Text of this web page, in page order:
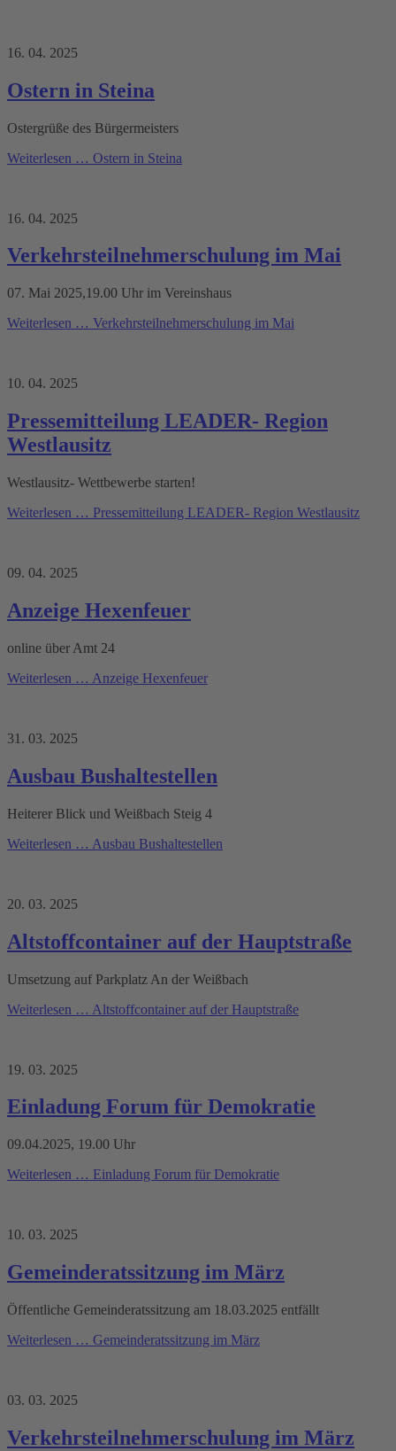
16. 04. 2025
Ostern in Steina
Ostergrüße des Bürgermeisters
Weiterlesen … Ostern in Steina
16. 04. 2025
Verkehrsteilnehmerschulung im Mai
07. Mai 2025,19.00 Uhr im Vereinshaus
Weiterlesen … Verkehrsteilnehmerschulung im Mai
10. 04. 2025
Pressemitteilung LEADER- Region
Westlausitz
Westlausitz- Wettbewerbe starten!
Weiterlesen … Pressemitteilung LEADER- Region Westlausitz
09. 04. 2025
Anzeige Hexenfeuer
online über Amt 24
Weiterlesen … Anzeige Hexenfeuer
31. 03. 2025
Ausbau Bushaltestellen
Heiterer Blick und Weißbach Steig 4
Weiterlesen … Ausbau Bushaltestellen
20. 03. 2025
Altstoffcontainer auf der Hauptstraße
Umsetzung auf Parkplatz An der Weißbach
Weiterlesen … Altstoffcontainer auf der Hauptstraße
19. 03. 2025
Einladung Forum für Demokratie
09.04.2025, 19.00 Uhr
Weiterlesen … Einladung Forum für Demokratie
10. 03. 2025
Gemeinderatssitzung im März
Öffentliche Gemeinderatssitzung am 18.03.2025 entfällt
Weiterlesen … Gemeinderatssitzung im März
03. 03. 2025
Verkehrsteilnehmerschulung im März